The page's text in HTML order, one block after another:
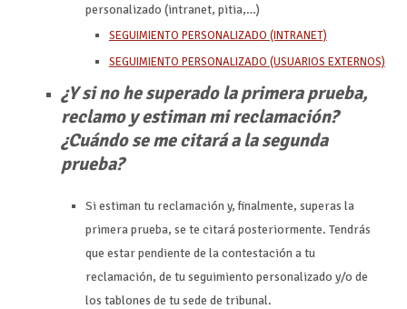
personalizado (intranet, pitia,…)
SEGUIMIENTO PERSONALIZADO (INTRANET)
SEGUIMIENTO PERSONALIZADO (USUARIOS EXTERNOS)
¿Y si no he superado la primera prueba,
reclamo y estiman mi reclamación?
¿Cuándo se me citará a la segunda
prueba?
Si estiman tu reclamación y, finalmente, superas la
primera prueba, se te citará posteriormente. Tendrás
que estar pendiente de la contestación a tu
reclamación, de tu seguimiento personalizado y/o de
los tablones de tu sede de tribunal.